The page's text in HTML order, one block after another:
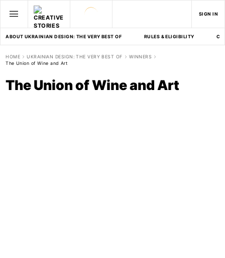
SIGN IN
ABOUT UKRAINIAN DESIGN: THE VERY BEST OF RULES & ELIGIBILITY
HOME UKRAINIAN DESIGN: THE VERY BEST OF
WINNERS
The Union of Wine and Art
The Union of Wine and Art